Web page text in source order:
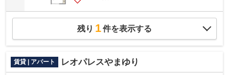
残り 1件を表示する
賃貸 | アパート レオパレスやまゆり